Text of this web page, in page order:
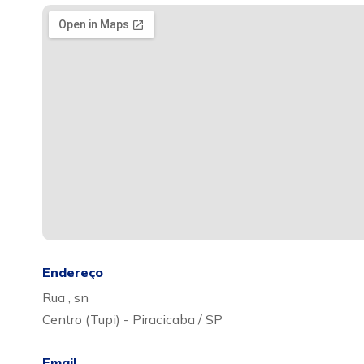
Endereço
Rua , sn
Centro (Tupi) - Piracicaba / SP